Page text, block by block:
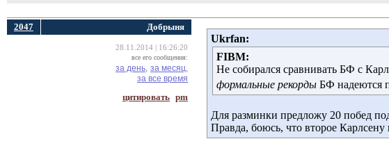
2047 Добрыня
28.11.2014 | 16:26:20
все его сообщения:
за день, за месяц,
за все время
цитировать pm
Ukrfan:
FIBM:
Не собирался сравнивать БФ с
формальные рекорды БФ надеются
Для разминки предложу 20 побед
Правда, боюсь, что второе